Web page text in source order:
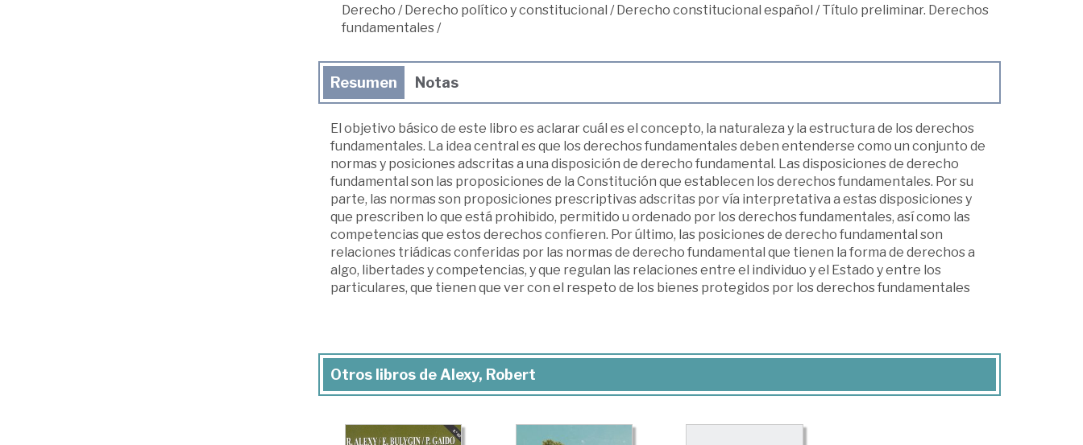
Derecho /Derecho político y constitucional /Derecho constitucional español /Título preliminar. Derechos
fundamentales/
Resumen Notas
El objetivo básico de este libro es aclarar cuál es el concepto, la naturaleza y la estructura de los derechos
fundamentales. La idea central es que los derechos fundamentales deben entenderse como un conjunto de
normas y posiciones adscritas a una disposición de derecho fundamental. Las disposiciones de derecho
fundamental son las proposiciones de la Constitución que establecen los derechos fundamentales. Por su
parte, las normas son proposiciones prescriptivas adscritas por vía interpretativa a estas disposiciones y
que prescriben lo que está prohibido, permitido u ordenado por los derechos fundamentales, así como las
competencias que estos derechos confieren. Por último, las posiciones de derecho fundamental son
relaciones triádicas conferidas por las normas de derecho fundamental que tienen la forma de derechos a
algo, libertades y competencias, y que regulan las relaciones entre el individuo y el Estado y entre los
particulares, que tienen que ver con el respeto de los bienes protegidos por los derechos fundamentales
Otros libros de Alexy, Robert